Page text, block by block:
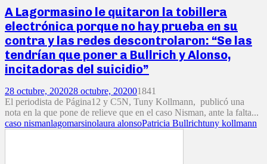
A Lagormasino le quitaron la tobillera
electrónica porque no hay prueba en su
contra y las redes descontrolaron: “Se las
tendrían que poner a Bullrich y Alonso,
incitadoras del suicidio”
28 octubre, 202028 octubre, 202001841
El periodista de Página12 y C5N, Tuny Kollmann, publicó una
nota en la que pone de relieve que en el caso Nisman, ante la falta...
caso nismanlagomarsinolaura alonsoPatricia Bullrichtuny kollmann